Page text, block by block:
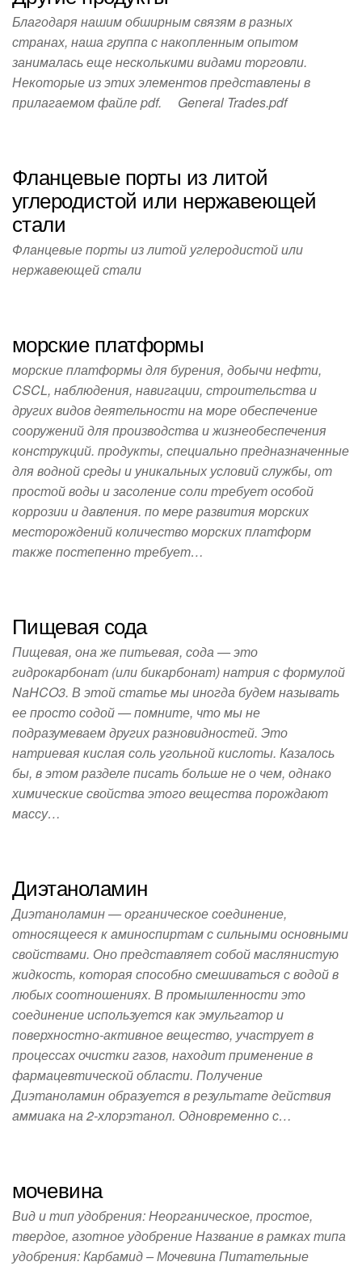
Благодаря нашим обширным связям в разных
странах, наша группа с накопленным опытом
занималась еще несколькими видами торговли.
Некоторые из этих элементов представлены в
прилагаемом файле pdf. General Trades.pdf
Фланцевые порты из литой
углеродистой или нержавеющей
стали
Фланцевые порты из литой углеродистой или
нержавеющей стали
морские платформы
морские платформы для бурения, добычи нефти,
CSCL, наблюдения, навигации, строительства и
других видов деятельности на море обеспечение
сооружений для производства и жизнеобеспечения
конструкций. продукты, специально предназначенные
для водной среды и уникальных условий службы, от
простой воды и засоление соли требует особой
коррозии и давления. по мере развития морских
месторождений количество морских платформ
также постепенно требует…
Пищевая сода
Пищевая, она же питьевая, сода — это
гидрокарбонат (или бикарбонат) натрия с формулой
NaHCO3. В этой статье мы иногда будем называть
ее просто содой — помните, что мы не
подразумеваем других разновидностей. Это
натриевая кислая соль угольной кислоты. Казалось
бы, в этом разделе писать больше не о чем, однако
химические свойства этого вещества порождают
массу…
Диэтаноламин
Диэтаноламин — органическое соединение,
относящееся к аминоспиртам с сильными основными
свойствами. Оно представляет собой маслянистую
жидкость, которая способно смешиваться с водой в
любых соотношениях. В промышленности это
соединение используется как эмульгатор и
поверхностно-активное вещество, участрует в
процессах очистки газов, находит применение в
фармацевтической области. Получение
Диэтаноламин образуется в результате действия
аммиака на 2-хлорэтанол. Одновременно с…
мочевина
Вид и тип удобрения: Неорганическое, простое,
твердое, азотное удобрение Название в рамках типа
удобрения: Карбамид – Мочевина Питательные